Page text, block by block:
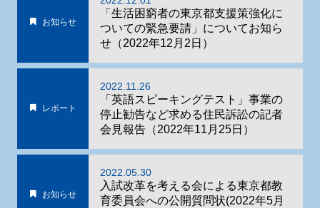
お知らせ
「生活困窮者の東京都支援策強化に
ついての緊急要請」についてお知ら
せ（2022年12月2日）
レポート
2022.11.26
「英語スピーキングテスト」事業の
停止勧告など求める住民訴訟の記者
会見報告（2022年11月25日）
お知らせ
2022.05.30
入試改革を考える会による東京都教
育委員会への公開質問状(2022年5月